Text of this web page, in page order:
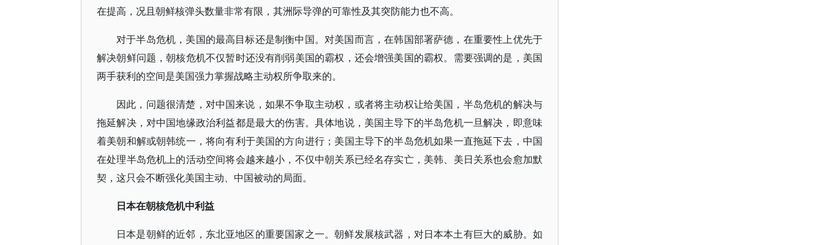
在提高，况且朝鲜核弹头数量非常有限，其洲际导弹的可靠性及其突防能力也不高。
对于半岛危机，美国的最高目标还是制衡中国。对美国而言，在韩国部署萨德，在重要性上优先于
解决朝鲜问题，朝核危机不仅暂时还没有削弱美国的霸权，还会增强美国的霸权。需要强调的是，美国
两手获利的空间是美国强力掌握战略主动权所争取来的。
因此，问题很清楚，对中国来说，如果不争取主动权，或者将主动权让给美国，半岛危机的解决与
拖延解决，对中国地缘政治利益都是最大的伤害。具体地说，美国主导下的半岛危机一旦解决，即意味
着美朝和解或朝韩统一，将向有利于美国的方向进行；美国主导下的半岛危机如果一直拖延下去，中国
在处理半岛危机上的活动空间将会越来越小，不仅中朝关系已经名存实亡，美韩、美日关系也会愈加默
契，这只会不断强化美国主动、中国被动的局面。
日本在朝核危机中利益
日本是朝鲜的近邻，东北亚地区的重要国家之一。朝鲜发展核武器，对日本本土有巨大的威胁。如